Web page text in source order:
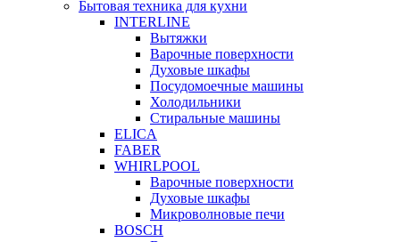
Бытовая техника для кухни
INTERLINE
Вытяжки
Варочные поверхности
Духовые шкафы
Посудомоечные машины
Холодильники
Стиральные машины
ELICA
FABER
WHIRLPOOL
Варочные поверхности
Духовые шкафы
Микроволновые печи
BOSCH